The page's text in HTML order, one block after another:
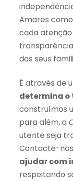
Amares
cada
dos seus
É através de
determina o
construímos
para além, a
utente seja
Contacte-
ajudar com
respeitando